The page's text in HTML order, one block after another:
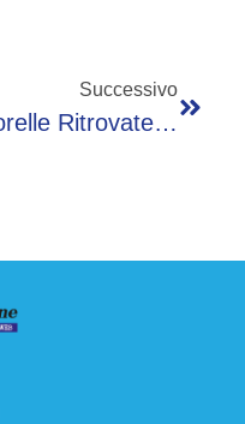
Successivo
Sorelle Ritrovate A Formia: “Chiuse In Una Stanza Per Due Settimane”. Dalle Indagini Alla Svolta